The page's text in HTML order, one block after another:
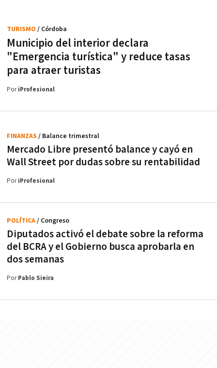
Municipio del interior declara
"Emergencia turística" y reduce tasas
para atraer turistas
TURISMO / Córdoba
PoriProfesional
Mercado Libre presentó balance y cayó en
Wall Street por dudas sobre su rentabilidad
FINANZAS / Balance trimestral
PoriProfesional
Diputados activó el debate sobre la reforma
del BCRA y el Gobierno busca aprobarla en
dos semanas
POLÍTICA/ Congreso
PorPablo Sieira